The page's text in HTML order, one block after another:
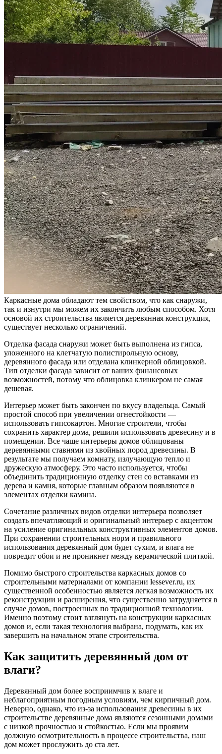
Каркасные дома обладают тем свойством, что как снаружи,
так и изнутри мы можем их закончить любым способом. Хотя
основой их строительства является деревянная конструкция,
существует несколько ограничений.
Отделка фасада снаружи может быть выполнена из гипса,
уложенного на клетчатую полистирольную основу,
деревянного фасада или отделана клинкерной облицовкой.
Тип отделки фасада зависит от ваших финансовых
возможностей, потому что облицовка клинкером не самая
дешевая.
Интерьер может быть закончен по вкусу владельца. Самый
простой способ при увеличении огнестойкости —
использовать гипсокартон. Многие строители, чтобы
сохранить характер дома, решили использовать древесину и в
помещении. Все чаще интерьеры домов облицованы
деревянными ставнями из хвойных пород древесины. В
результате мы получаем комнату, излучающую тепло и
дружескую атмосферу. Это часто используется, чтобы
объединить традиционную отделку стен со вставками из
дерева и камня, которые главным образом появляются в
элементах отделки камина.
Сочетание различных видов отделки интерьера позволяет
создать впечатляющий и оригинальный интерьер с акцентом
на усиление оригинальных конструктивных элементов домов.
При сохранении строительных норм и правильного
использования деревянный дом будет сухим, и влага не
повредит обои и не проникнет между керамической плиткой.
Помимо быстрого строительства каркасных домов со
строительными материалами от компании lessever.ru, их
существенной особенностью является легкая возможность их
реконструкции и расширения, что существенно затрудняется в
случае домов, построенных по традиционной технологии.
Именно поэтому стоит взглянуть на конструкции каркасных
домов и, если такая технология выбрана, подумать, как их
завершить на начальном этапе строительства.
Как защитить деревянный дом от
влаги?
Деревянный дом более восприимчив к влаге и
неблагоприятным погодным условиям, чем кирпичный дом.
Неверно, однако, что из-за использования древесины в их
строительстве деревянные дома являются сезонными домами
с низкой прочностью и стойкостью. Если мы проявим
должную осмотрительность в процессе строительства, наш
дом может прослужить до ста лет.